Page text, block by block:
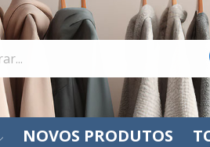
NOVOS PRODUTOS